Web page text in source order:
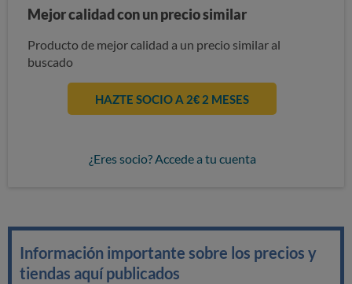
Mejor calidad con un precio similar
Producto de mejor calidad a un precio similar al
buscado
HAZTE SOCIO A 2€ 2 MESES
¿Eres socio? Accede a tu cuenta
Información importante sobre los precios y
tiendas aquí publicados